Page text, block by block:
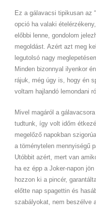
Ez a gálavacsi tipikusan az
opció ha valaki
előbbi lenne, gondolom
megoldást. Azért azt meg
legutolsó nagy
Minden bizonnyal ilyenkor
rájuk, még úgy is, hogy én
voltam hajlandó lemondani
Mivel magáról a
tudtunk, így volt időm
megelőző napokban
a töménytelen mennyiségű
Utóbbit azért, mert van
ha ez épp a Joker-napon
hozzon ki a pincér,
előtte nap spagettin és
szabályokat, nem beszélve